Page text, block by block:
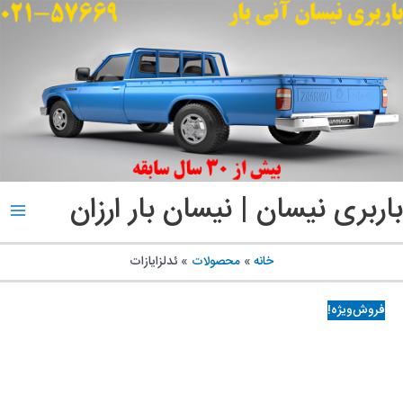
باربری نیسان | نیسان بار ارزان
خانه محصولات ئدلزایازات
فروش‌ویژه!